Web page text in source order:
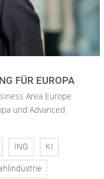
FÜR EUROPA
Area Europe
und Advanced
ING KI